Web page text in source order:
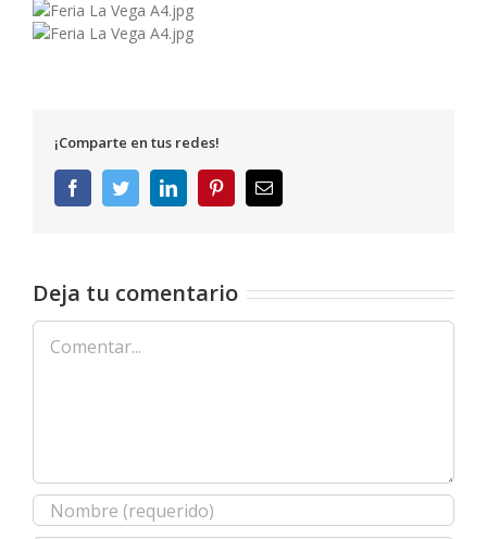
¡Comparte en tus redes!
FacebookTwitterLinkedInPinterestCorreo
electrónico
Deja tu comentario
Comentar